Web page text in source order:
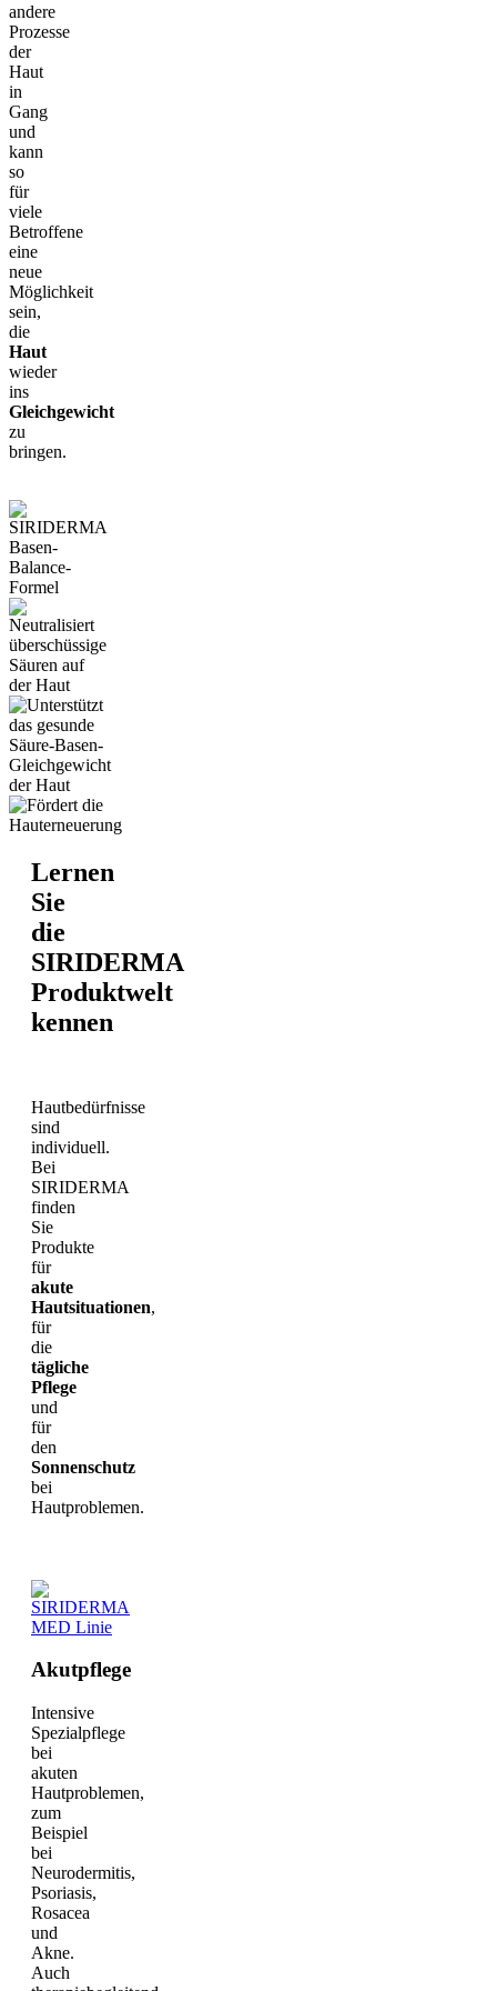
andere
Prozesse
der
Haut
in
Gang
und
kann
so
für
viele
Betroffene
eine
neue
Möglichkeit
sein,
die
Haut
wieder
ins
Gleichgewicht
zu
bringen.
Lernen
Sie
die
SIRIDERMA
Produktwelt
kennen
Hautbedürfnisse
sind
individuell.
Bei
SIRIDERMA
finden
Sie
Produkte
für
akute
Hautsituationen,
für
die
tägliche
Pflege
und
für
den
Sonnenschutz
bei
Hautproblemen.
Akutpflege
Intensive
Spezialpflege
bei
akuten
Hautproblemen,
zum
Beispiel
bei
Neurodermitis,
Psoriasis,
Rosacea
und
Akne.
Auch